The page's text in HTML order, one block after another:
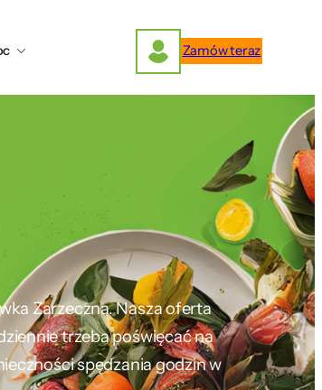
Zamów teraz
Zarzeczna. Nasza oferta
trzeba poświęcać na
spędzania godzin w